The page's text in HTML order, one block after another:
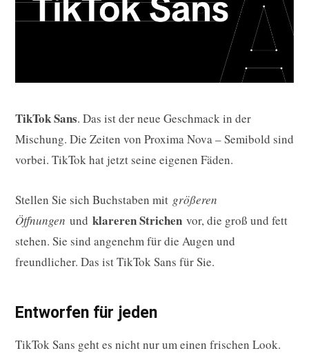
TikTok Sans. Das ist der neue Geschmack in der
Mischung. Die Zeiten von Proxima Nova – Semibold sind
vorbei. TikTok hat jetzt seine eigenen Fäden.
Stellen Sie sich Buchstaben mit größeren
Öffnungen und klareren Strichen vor, die groß und fett
stehen. Sie sind angenehm für die Augen und
freundlicher. Das ist TikTok Sans für Sie.
Entworfen für jeden
TikTok Sans geht es nicht nur um einen frischen Look.